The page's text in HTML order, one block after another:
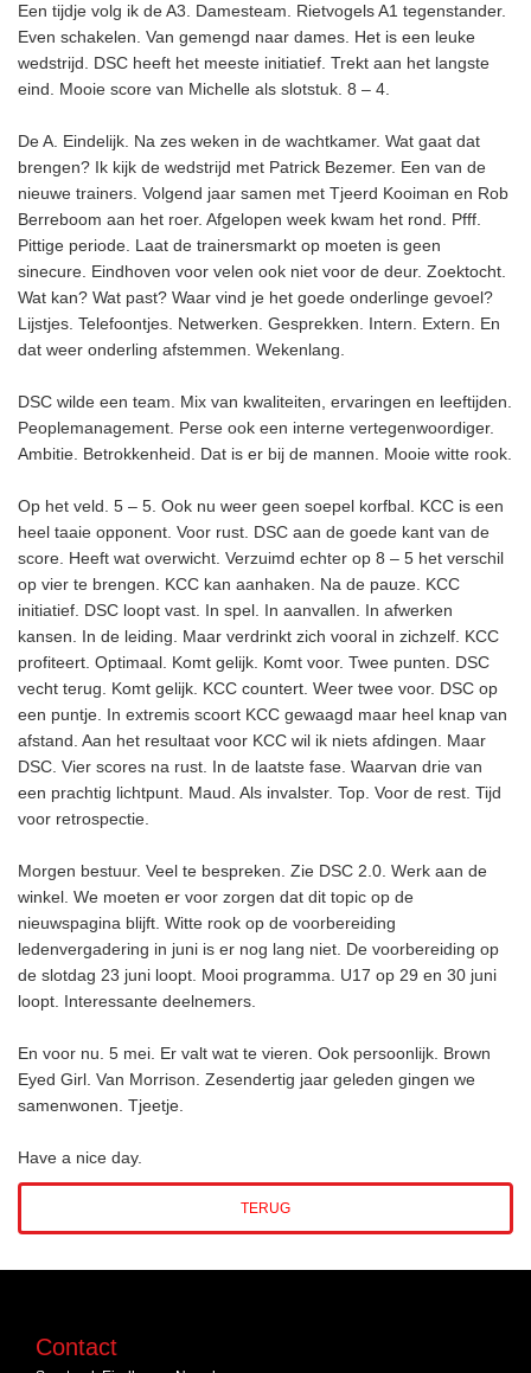
Een tijdje volg ik de A3. Damesteam. Rietvogels A1 tegenstander.
Even schakelen. Van gemengd naar dames. Het is een leuke
wedstrijd. DSC heeft het meeste initiatief. Trekt aan het langste
eind. Mooie score van Michelle als slotstuk. 8 – 4.
De A. Eindelijk. Na zes weken in de wachtkamer. Wat gaat dat
brengen? Ik kijk de wedstrijd met Patrick Bezemer. Een van de
nieuwe trainers. Volgend jaar samen met Tjeerd Kooiman en Rob
Berreboom aan het roer. Afgelopen week kwam het rond. Pfff.
Pittige periode. Laat de trainersmarkt op moeten is geen
sinecure. Eindhoven voor velen ook niet voor de deur. Zoektocht.
Wat kan? Wat past? Waar vind je het goede onderlinge gevoel?
Lijstjes. Telefoontjes. Netwerken. Gesprekken. Intern. Extern. En
dat weer onderling afstemmen. Wekenlang.
DSC wilde een team. Mix van kwaliteiten, ervaringen en leeftijden.
Peoplemanagement. Perse ook een interne vertegenwoordiger.
Ambitie. Betrokkenheid. Dat is er bij de mannen. Mooie witte rook.
Op het veld. 5 – 5. Ook nu weer geen soepel korfbal. KCC is een
heel taaie opponent. Voor rust. DSC aan de goede kant van de
score. Heeft wat overwicht. Verzuimd echter op 8 – 5 het verschil
op vier te brengen. KCC kan aanhaken. Na de pauze. KCC
initiatief. DSC loopt vast. In spel. In aanvallen. In afwerken
kansen. In de leiding. Maar verdrinkt zich vooral in zichzelf. KCC
profiteert. Optimaal. Komt gelijk. Komt voor. Twee punten. DSC
vecht terug. Komt gelijk. KCC countert. Weer twee voor. DSC op
een puntje. In extremis scoort KCC gewaagd maar heel knap van
afstand. Aan het resultaat voor KCC wil ik niets afdingen. Maar
DSC. Vier scores na rust. In de laatste fase. Waarvan drie van
een prachtig lichtpunt. Maud. Als invalster. Top. Voor de rest. Tijd
voor retrospectie.
Morgen bestuur. Veel te bespreken. Zie DSC 2.0. Werk aan de
winkel. We moeten er voor zorgen dat dit topic op de
nieuwspagina blijft. Witte rook op de voorbereiding
ledenvergadering in juni is er nog lang niet. De voorbereiding op
de slotdag 23 juni loopt. Mooi programma. U17 op 29 en 30 juni
loopt. Interessante deelnemers.
En voor nu. 5 mei. Er valt wat te vieren. Ook persoonlijk. Brown
Eyed Girl. Van Morrison. Zesendertig jaar geleden gingen we
samenwonen. Tjeetje.
Have a nice day.
TERUG
Contact